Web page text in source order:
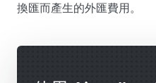
換匯而產生的外匯費用。